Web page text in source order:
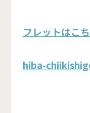
フレットはこ
hiba-